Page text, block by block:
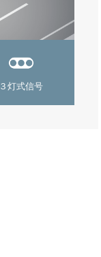
３灯式信号